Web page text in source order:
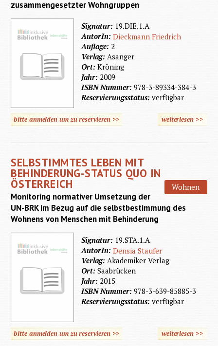
zusammengesetzter Wohngruppen
Signatur: 19.DIE.1.A
AutorIn:Dieckmann Friedrich
Auflage: 2
Verlag: Asanger
Ort:Kröning
Jahr: 2009
ISBN Nummer:978-3-89334-384-3
Reservierungsstatus:verfügbar
bitte anmelden um zu reservieren >> weiterlesen>>
SELBSTIMMTES LEBEN MIT
BEHINDERUNG-STATUS QUO IN
ÖSTERREICH Wohnen
Monitoring normativer Umsetzung der
UN-BRK im Bezug auf die selbstbestimmung des
Wohnens von Menschen mit Behinderung
Signatur: 19.STA.1.A
AutorIn:Densia Staufer
Verlag: Akademiker Verlag
Ort:Saabrücken
Jahr: 2015
ISBN Nummer:978-3-639-85885-3
Reservierungsstatus:verfügbar
bitte anmelden um zu reservieren >> weiterlesen>>